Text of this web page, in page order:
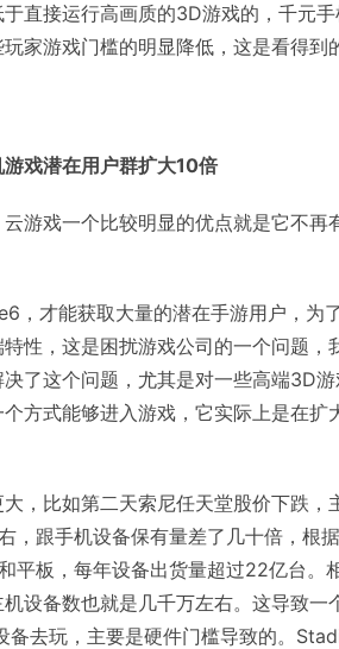
直接运行高画质的3D游戏的，千元
家游戏门槛的明显降低，这是看得到
戏潜在用户群扩大10倍
游戏一个比较明显的优点就是它不再
，才能获取大量的潜在手游用户，为
性，这是困扰游戏公司的一个问题，
了这个问题，尤其是对一些高端3D
方式能够进入游戏，它实际上是在扩
，比如第二天索尼任天堂股价下跌，
，跟手机设备保有量差了几十倍，根
平板，每年设备出货量超过22亿台。
设备数也就是几千万左右。这导致一
去玩，主要是硬件门槛导致的。